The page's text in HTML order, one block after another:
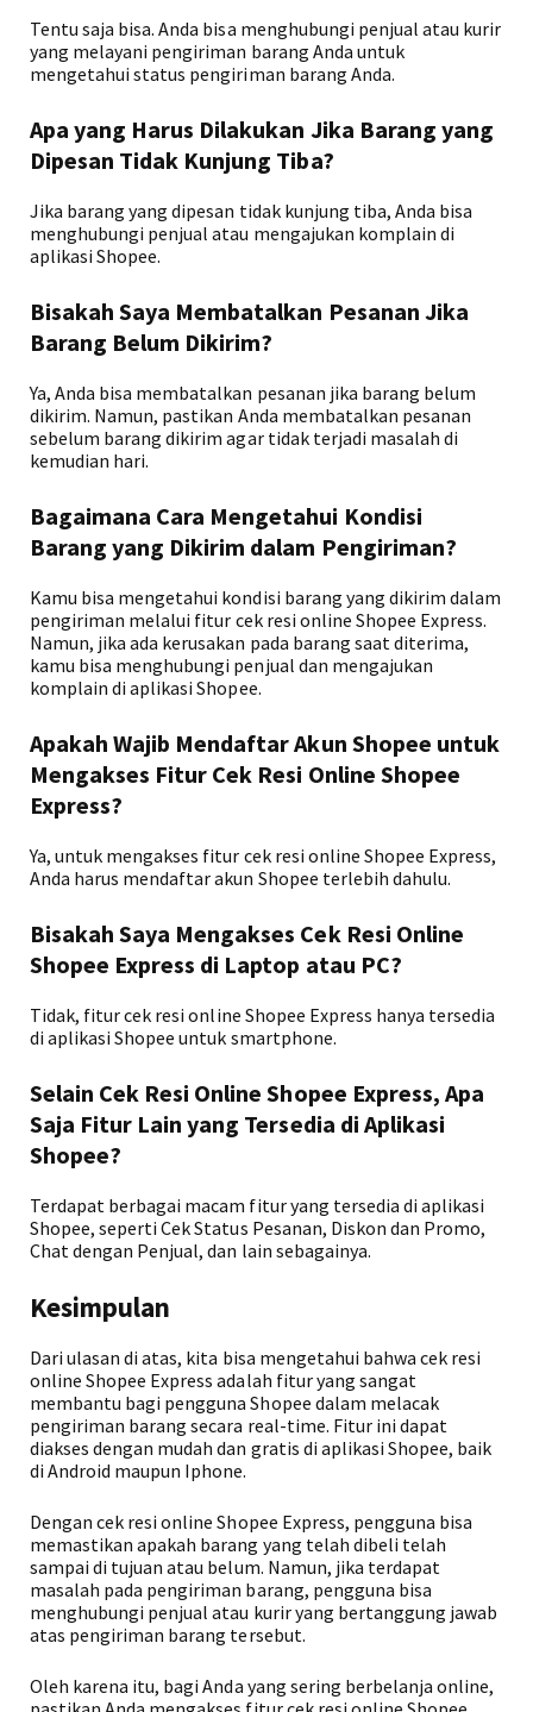
Tentu saja bisa. Anda bisa menghubungi penjual atau kurir
yang melayani pengiriman barang Anda untuk
mengetahui status pengiriman barang Anda.
Apa yang Harus Dilakukan Jika Barang yang
Dipesan Tidak Kunjung Tiba?
Jika barang yang dipesan tidak kunjung tiba, Anda bisa
menghubungi penjual atau mengajukan komplain di
aplikasi Shopee.
Bisakah Saya Membatalkan Pesanan Jika
Barang Belum Dikirim?
Ya, Anda bisa membatalkan pesanan jika barang belum
dikirim. Namun, pastikan Anda membatalkan pesanan
sebelum barang dikirim agar tidak terjadi masalah di
kemudian hari.
Bagaimana Cara Mengetahui Kondisi
Barang yang Dikirim dalam Pengiriman?
Kamu bisa mengetahui kondisi barang yang dikirim dalam
pengiriman melalui fitur cek resi online Shopee Express.
Namun, jika ada kerusakan pada barang saat diterima,
kamu bisa menghubungi penjual dan mengajukan
komplain di aplikasi Shopee.
Apakah Wajib Mendaftar Akun Shopee untuk
Mengakses Fitur Cek Resi Online Shopee
Express?
Ya, untuk mengakses fitur cek resi online Shopee Express,
Anda harus mendaftar akun Shopee terlebih dahulu.
Bisakah Saya Mengakses Cek Resi Online
Shopee Express di Laptop atau PC?
Tidak, fitur cek resi online Shopee Express hanya tersedia
di aplikasi Shopee untuk smartphone.
Selain Cek Resi Online Shopee Express, Apa
Saja Fitur Lain yang Tersedia di Aplikasi
Shopee?
Terdapat berbagai macam fitur yang tersedia di aplikasi
Shopee, seperti Cek Status Pesanan, Diskon dan Promo,
Chat dengan Penjual, dan lain sebagainya.
Kesimpulan
Dari ulasan di atas, kita bisa mengetahui bahwa cek resi
online Shopee Express adalah fitur yang sangat
membantu bagi pengguna Shopee dalam melacak
pengiriman barang secara real-time. Fitur ini dapat
diakses dengan mudah dan gratis di aplikasi Shopee, baik
di Android maupun Iphone.
Dengan cek resi online Shopee Express, pengguna bisa
memastikan apakah barang yang telah dibeli telah
sampai di tujuan atau belum. Namun, jika terdapat
masalah pada pengiriman barang, pengguna bisa
menghubungi penjual atau kurir yang bertanggung jawab
atas pengiriman barang tersebut.
Oleh karena itu, bagi Anda yang sering berbelanja online,